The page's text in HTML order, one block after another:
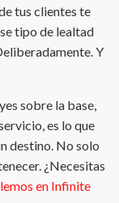
tus clientes te
tipo de lealtad
Y
sobre la base,
es lo que
destino. No solo
¿Necesitas
en Infinite